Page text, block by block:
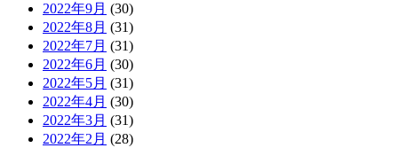
2022年9月 (30)
2022年8月 (31)
2022年7月 (31)
2022年6月 (30)
2022年5月 (31)
2022年4月 (30)
2022年3月 (31)
2022年2月 (28)